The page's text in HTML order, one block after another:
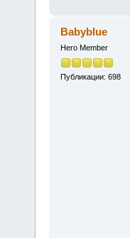
Babyblue
Hero Member
Публикации: 698